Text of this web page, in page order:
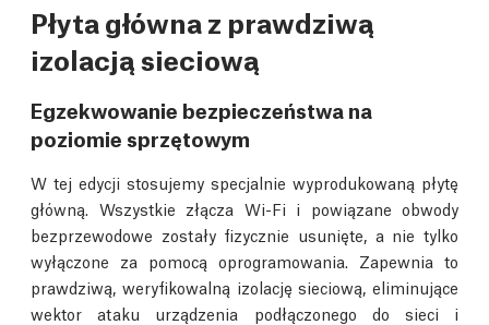
Płyta główna z prawdziwą
izolacją sieciową
Egzekwowanie bezpieczeństwa na
poziomie sprzętowym
W tej edycji stosujemy specjalnie wyprodukowaną płytę
główną. Wszystkie złącza Wi-Fi i powiązane obwody
bezprzewodowe zostały fizycznie usunięte, a nie tylko
wyłączone za pomocą oprogramowania. Zapewnia to
prawdziwą, weryfikowalną izolację sieciową, eliminujące
wektor ataku urządzenia podłączonego do sieci i